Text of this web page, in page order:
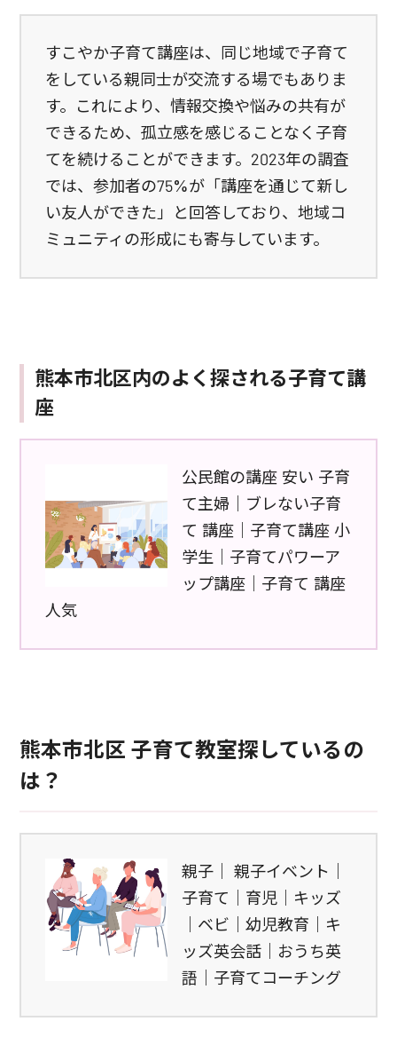
すこやか子育て講座は、同じ地域で子育て
をしている親同士が交流する場でもありま
す。これにより、情報交換や悩みの共有が
できるため、孤立感を感じることなく子育
てを続けることができます。2023年の調査
では、参加者の75%が「講座を通じて新し
い友人ができた」と回答しており、地域コ
ミュニティの形成にも寄与しています。
熊本市北区内のよく探される子育て講
座
公民館の講座 安い 子育
て主婦｜ブレない子育
て 講座｜子育て講座 小
学生｜子育てパワーア
ップ講座｜子育て 講座
人気
熊本市北区 子育て教室探しているの
は？
親子｜ 親子イベント｜
子育て｜育児｜キッズ
｜ベビ｜幼児教育｜キ
ッズ英会話｜おうち英
語｜子育てコーチング